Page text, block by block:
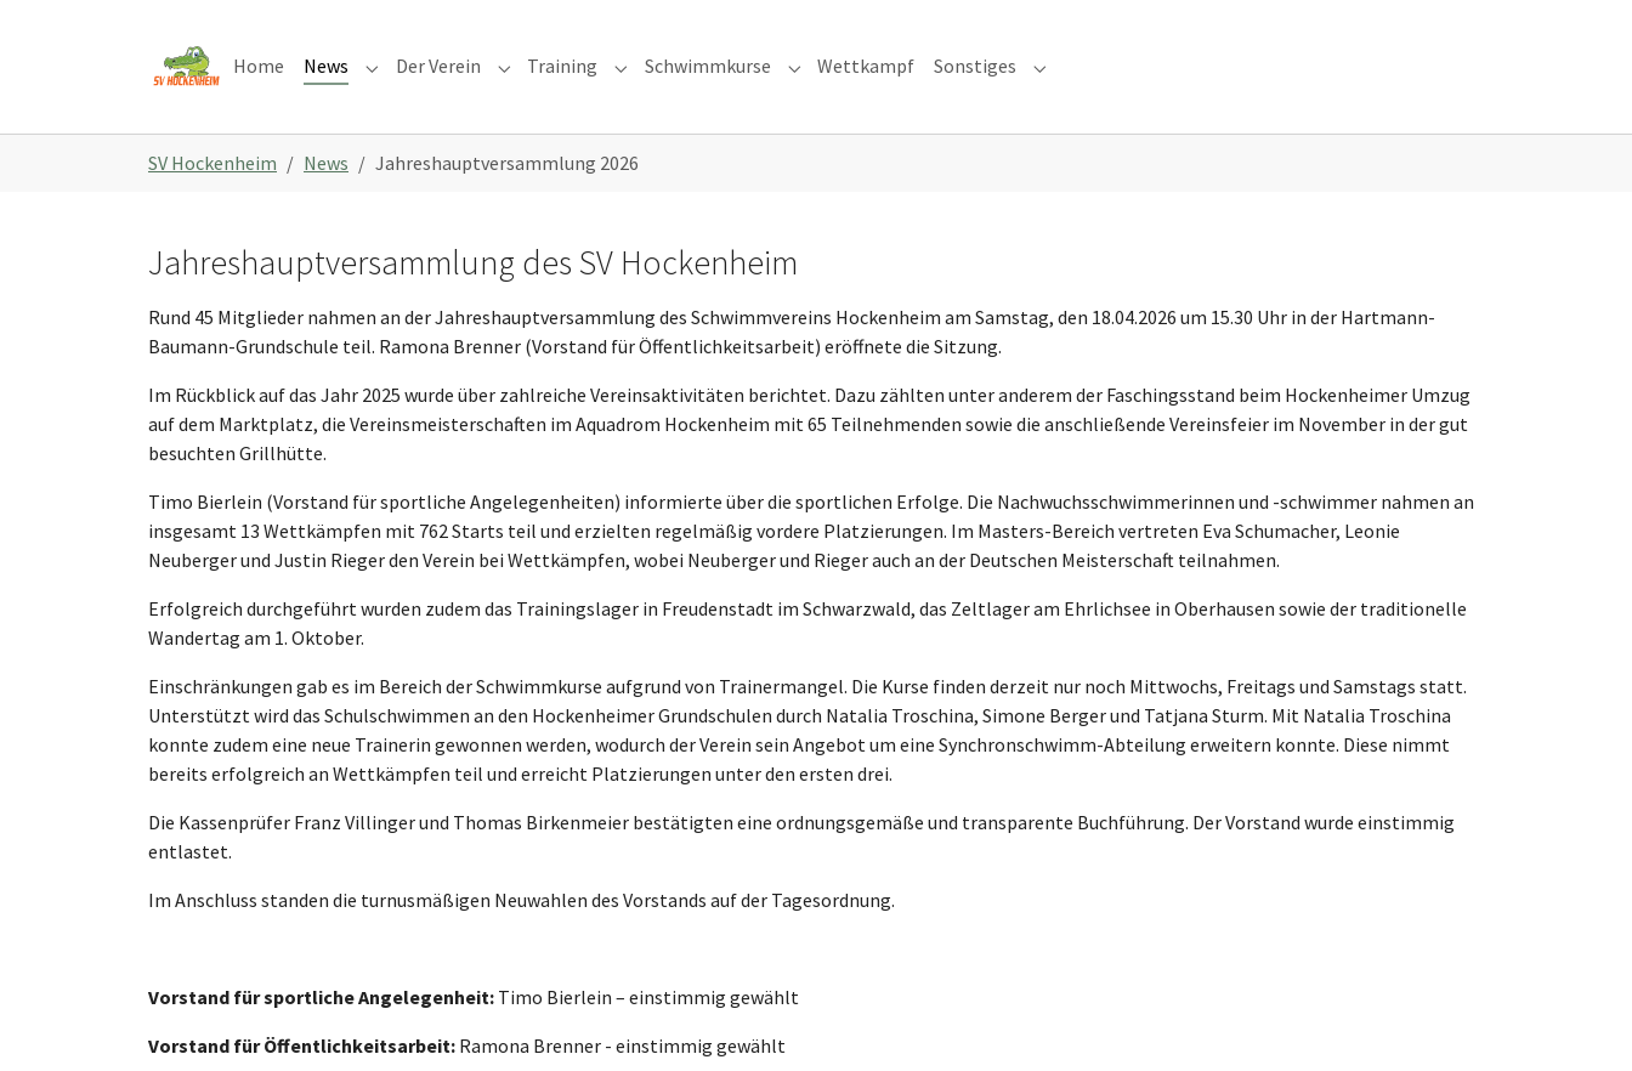
Home News Submenu for "News"
Der Verein Submenu for "Der Verein"
Training Submenu for "Training"
Schwimmkurse Submenu for "Schwimmkurse"
Wettkampf Sonstiges Submenu for "Sonstiges"
SV Hockenheim News Jahreshauptversammlung 2026
Jahreshauptversammlung des SV Hockenheim
Rund 45 Mitglieder nahmen an der Jahreshauptversammlung des Schwimmvereins Hockenheim am Samstag, den 18.04.2026 um 15.30 Uhr in der Hartmann-
Baumann-Grundschule teil. Ramona Brenner (Vorstand für Öffentlichkeitsarbeit) eröffnete die Sitzung.
Im Rückblick auf das Jahr 2025 wurde über zahlreiche Vereinsaktivitäten berichtet. Dazu zählten unter anderem der Faschingsstand beim Hockenheimer Umzug
auf dem Marktplatz, die Vereinsmeisterschaften im Aquadrom Hockenheim mit 65 Teilnehmenden sowie die anschließende Vereinsfeier im November in der gut
besuchten Grillhütte.
Timo Bierlein (Vorstand für sportliche Angelegenheiten) informierte über die sportlichen Erfolge. Die Nachwuchsschwimmerinnen und -schwimmer nahmen an
insgesamt 13 Wettkämpfen mit 762 Starts teil und erzielten regelmäßig vordere Platzierungen. Im Masters-Bereich vertreten Eva Schumacher, Leonie
Neuberger und Justin Rieger den Verein bei Wettkämpfen, wobei Neuberger und Rieger auch an der Deutschen Meisterschaft teilnahmen.
Erfolgreich durchgeführt wurden zudem das Trainingslager in Freudenstadt im Schwarzwald, das Zeltlager am Ehrlichsee in Oberhausen sowie der traditionelle
Wandertag am 1. Oktober.
Einschränkungen gab es im Bereich der Schwimmkurse aufgrund von Trainermangel. Die Kurse finden derzeit nur noch Mittwochs, Freitags und Samstags statt.
Unterstützt wird das Schulschwimmen an den Hockenheimer Grundschulen durch Natalia Troschina, Simone Berger und Tatjana Sturm. Mit Natalia Troschina
konnte zudem eine neue Trainerin gewonnen werden, wodurch der Verein sein Angebot um eine Synchronschwimm-Abteilung erweitern konnte. Diese nimmt
bereits erfolgreich an Wettkämpfen teil und erreicht Platzierungen unter den ersten drei.
Die Kassenprüfer Franz Villinger und Thomas Birkenmeier bestätigten eine ordnungsgemäße und transparente Buchführung. Der Vorstand wurde einstimmig
entlastet.
Im Anschluss standen die turnusmäßigen Neuwahlen des Vorstands auf der Tagesordnung.
Vorstand für sportliche Angelegenheit: Timo Bierlein – einstimmig gewählt
Vorstand für Öffentlichkeitsarbeit: Ramona Brenner - einstimmig gewählt